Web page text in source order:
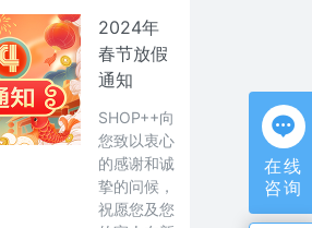
2024年
春节放假
通知
SHOP++向
您致以衷心
的感谢和诚
挚的问候，
祝愿您及您
在线
咨询